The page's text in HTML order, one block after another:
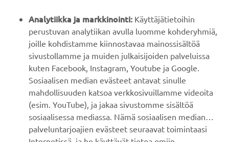
YAMAHA MUUALLA
ASIAKASTUKI
UUTISKIRJE
Ole ensimmäinen, joka kuulee uusimmista tarjouksista,
erikoistapahtumista, uusista julkaisuista ja paljon muuta...
Analytiikka ja markkinointi: Käyttäjätietoihin
perustuvan analytiikan avulla luomme kohderyhmiä,
joille kohdistamme kiinnostavaa mainossisältöä
sivustollamme ja muiden julkaisijoiden palveluissa
kuten Facebook, Instagram, Youtube ja Google.
Sosiaalisen median evästeet antavat sinulle
mahdollisuuden katsoa verkkosivuillamme videoita
(esim. YouTube), ja jakaa sivustomme sisältöä
sosiaalisessa mediassa. Nämä sosiaalisen median
palveluntarjoajien evästeet seuraavat toimintaasi